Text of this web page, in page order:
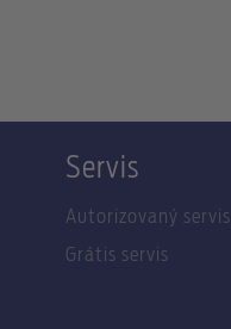
Servis
Autorizovaný servis
Grátis servis